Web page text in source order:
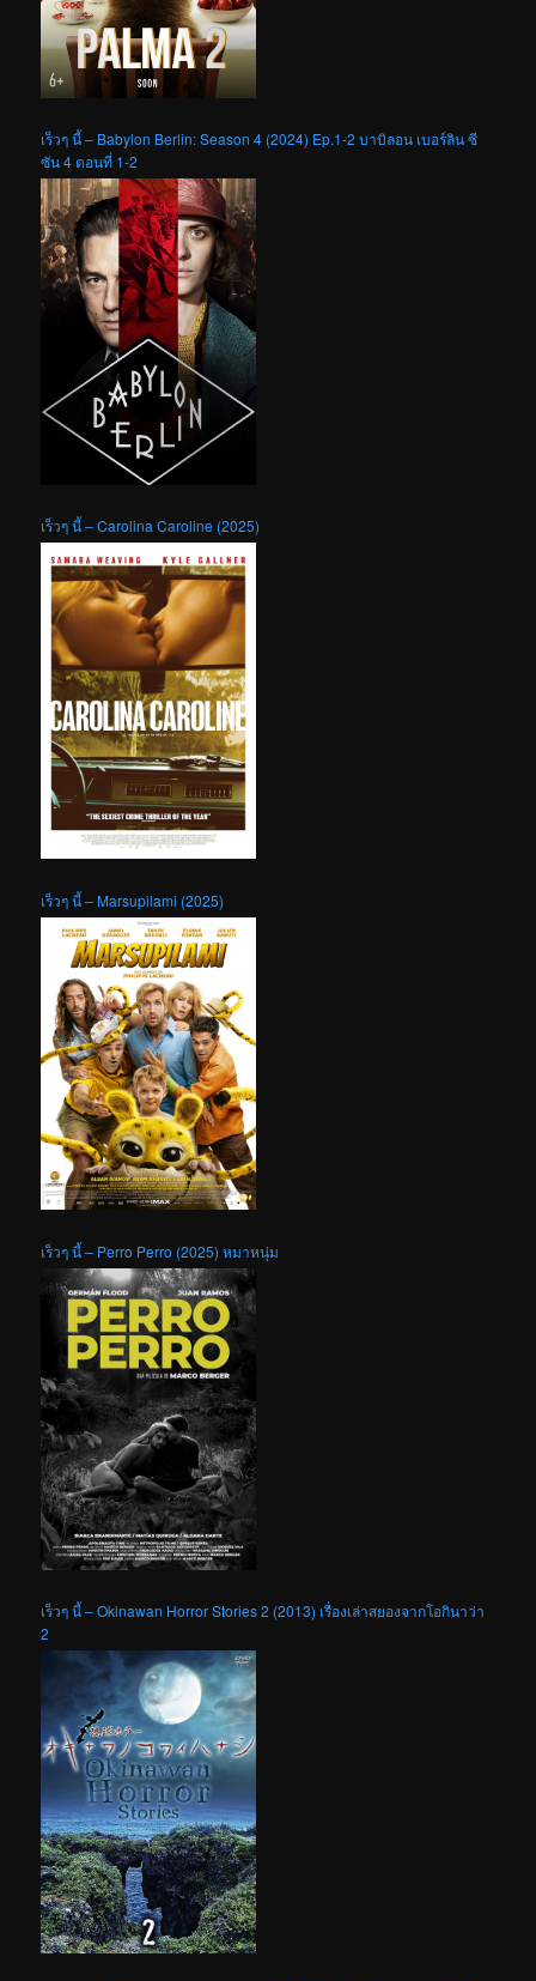
เร็วๆ นี้ – Babylon Berlin: Season 4 (2024) Ep.1-2 บาบิลอน เบอร์ลิน ซี
ซัน 4 ตอนที่ 1-2
เร็วๆ นี้ – Carolina Caroline (2025)
เร็วๆ นี้ – Marsupilami (2025)
เร็วๆ นี้ – Perro Perro (2025) หมาหนุ่ม
เร็วๆ นี้ – Okinawan Horror Stories 2 (2013) เรื่องเล่าสยองจากโอกินาว่า
2